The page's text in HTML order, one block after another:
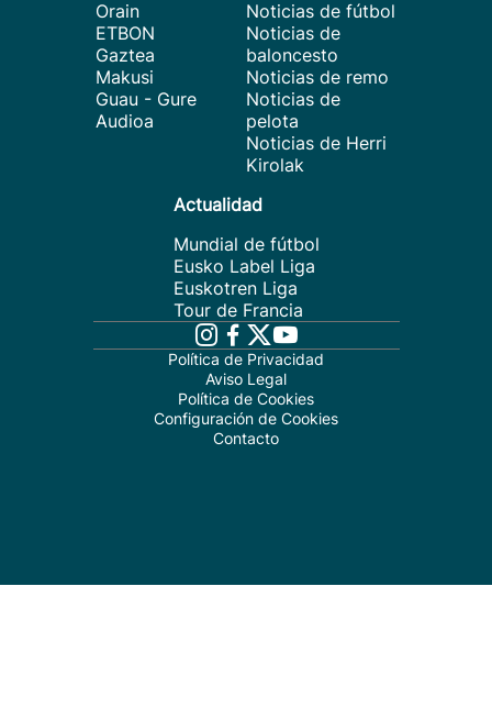
Orain
ETBON
Gaztea
Makusi
Guau - Gure
Audioa
Noticias de fútbol
Noticias de
baloncesto
Noticias de remo
Noticias de
pelota
Noticias de Herri
Kirolak
Actualidad
Mundial de fútbol
Eusko Label Liga
Euskotren Liga
Tour de Francia
Política de Privacidad
Aviso Legal
Política de Cookies
Configuración de Cookies
Contacto